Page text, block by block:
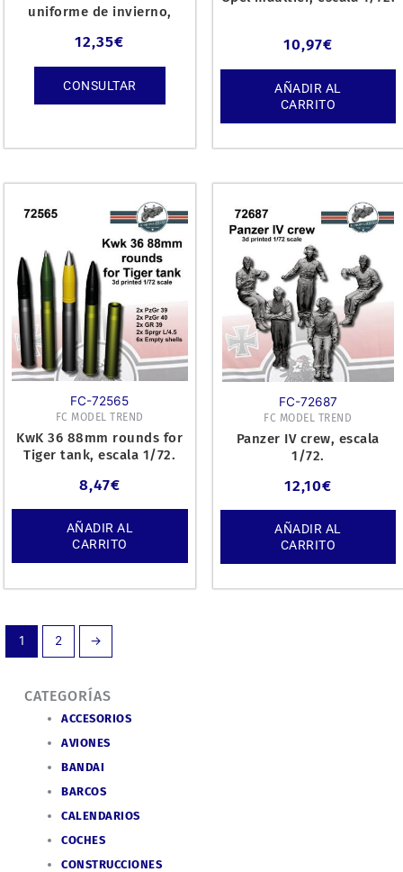
CATEGORÍAS
ACCESORIOS
AVIONES
BANDAI
BARCOS
CALENDARIOS
COCHES
CONSTRUCCIONES
uniforme de invierno,
12,35€
CONSULTAR
10,97€
AÑADIR AL
CARRITO
FC-72565
FC MODEL TREND
KwK 36 88mm rounds for
Tiger tank, escala 1/72.
8,47€
AÑADIR AL
CARRITO
FC-72687
FC MODEL TREND
Panzer IV crew, escala
1/72.
12,10€
AÑADIR AL
CARRITO
1 2 →